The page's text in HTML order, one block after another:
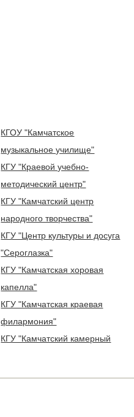
КГОУ "Камчатское
музыкальное училище"
КГУ "Краевой учебно-
методический центр"
КГУ "Камчатский центр
народного творчества"
КГУ "Центр культуры и досуга
"Сероглазка"
КГУ "Камчатская хоровая
капелла"
КГУ "Камчатская краевая
филармония"
КГУ "Камчатский камерный